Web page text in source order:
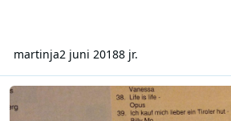
martinja2 juni 20188 jr.
VOO_280894_Flop_100